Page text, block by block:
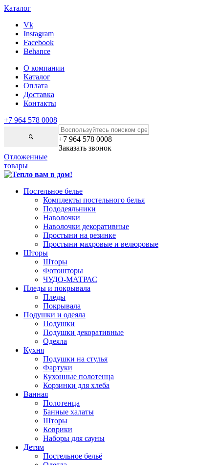
Каталог
Vk
Instagram
Facebook
Behance
О компании
Каталог
Оплата
Доставка
Контакты
+7 964 578 0008
+7 964 578 0008
Заказать звонок
Отложенные
товары
Постельное белье
Комплекты постельного белья
Пододеяльники
Наволочки
Наволочки декоративные
Простыни на резинке
Простыни махровые и велюровые
Шторы
Шторы
Фотошторы
ЧУДО-МАТРАС
Пледы и покрывала
Пледы
Покрывала
Подушки и одеяла
Подушки
Подушки декоративные
Одеяла
Кухня
Подушки на стулья
Фартуки
Кухонные полотенца
Корзинки для хлеба
Ванная
Полотенца
Банные халаты
Шторы
Коврики
Наборы для сауны
Детям
Постельное бельё